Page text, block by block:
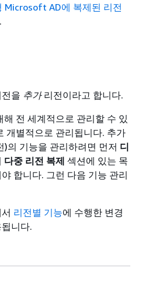
Microsoft AD에 복제된 리전
을 추가리전이라고 합니다.
전 세계적으로 관리할 수 있
개별적으로 관리됩니다. 추가
의 기능을 관리하려면 먼저 디
다중 리전 복제 섹션에 있는 목
합니다. 그런 다음 기능 관리
리전별 기능에 수행한 변경
니다.